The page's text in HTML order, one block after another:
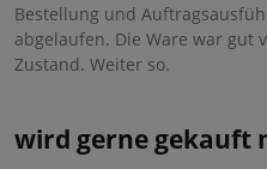
Bestellung und
abgelaufen. Die Ware war gut
Zustand. Weiter so.
wird gerne gekauft